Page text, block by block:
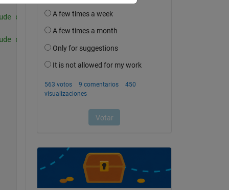
of evolution effect.
of direct effect.